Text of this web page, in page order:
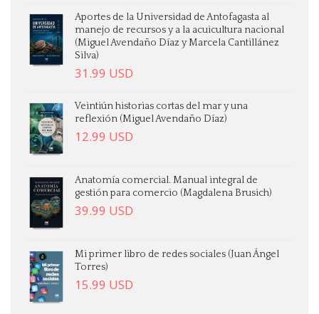
Aportes de la Universidad de Antofagasta al
manejo de recursos y a la acuicultura nacional
(Miguel Avendaño Díaz y Marcela Cantillánez
Silva)
31.99 USD
Veintiún historias cortas del mar y una
reflexión (Miguel Avendaño Díaz)
12.99 USD
Anatomía comercial. Manual integral de
gestión para comercio (Magdalena Brusich)
39.99 USD
Mi primer libro de redes sociales (Juan Ángel
Torres)
15.99 USD